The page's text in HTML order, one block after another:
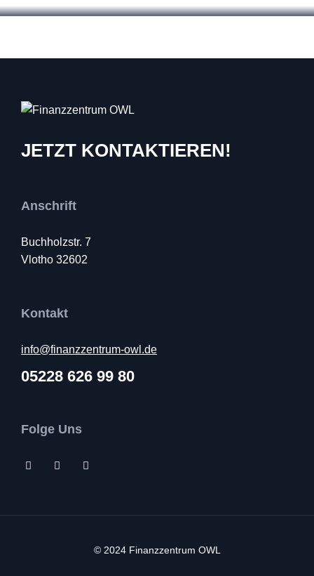
JETZT KONTAKTIEREN!
Anschrift
Buchholzstr. 7
Vlotho 32602
Kontakt
05228 626 99 80
info@finanzzentrum-owl.de
Folge Uns
© 2024 Finanzzentrum OWL